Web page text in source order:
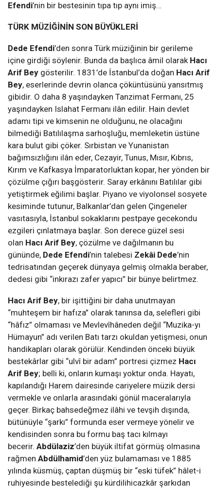
Efendi’nin bir bestesinin tıpa tıp aynı imiş…
TÜRK MÜZİĞİNİN SON BÜYÜKLERİ
Dede Efendi’den sonra Türk müziğinin bir gerileme
içine girdiği söylenir. Bunda da başlıca âmil olarak Hacı
Arif Bey gösterilir. 1831’de İstanbul’da doğan Hacı Arif
Bey, eserlerinde devrin olanca çöküntüsünü yansıtmış
gibidir. O daha 8 yaşındayken Tanzimat Fermanı, 25
yaşındayken Islahat Fermanı ilân edilir. Hain devlet
adamı tipi ve kimsenin ne olduğunu, ne olacağını
bilmediği Batılılaşma sarhoşluğu, memleketin üstüne
kara bulut gibi çöker. Sırbistan ve Yunanistan
bağımsızlığını ilân eder, Cezayir, Tunus, Mısır, Kıbrıs,
Kırım ve Kafkasya İmparatorluktan kopar, her yönden bir
çözülme çığırı başgösterir. Saray erkânını Batılılar gibi
yetiştirmek eğilimi başlar. Piyano ve viyolonsel sosyete
kesiminde tutunur, Balkanlar’dan gelen Çingeneler
vasıtasıyla, İstanbul sokaklarını pestpaye gecekondu
ezgileri çınlatmaya başlar. Son derece güzel sesi
olan Hacı Arif Bey, çözülme ve dağılmanın bu
gününde, Dede Efendi’nin talebesi Zekâi Dede’nin
tedrisatından geçerek dünyaya gelmiş olmakla beraber,
dedesi gibi “inkırazı zafer yapıcı” bir bünye belirtmez.
Hacı Arif Bey, bir işittiğini bir daha unutmayan
“muhteşem bir hafıza” olarak tanınsa da, selefleri gibi
“hâfız” olmaması ve Mevlevîhâneden değil “Muzika-yı
Hümayun” adı verilen Batı tarzı okuldan yetişmesi, onun
handikapları olarak görülür. Kendinden önceki büyük
bestekârlar gibi “ulvî bir adam” portresi çizmez Hacı
Arif Bey; belli ki, onların kumaşı yoktur onda. Hayatı,
kapılandığı Harem dairesinde cariyelere müzik dersi
vermekle ve onlarla arasındaki gönül maceralarıyla
geçer. Birkaç bahsedeğmez ilâhi ve tevşih dışında,
bütünüyle “şarkı” formunda eser vermeye yönelir ve
kendisinden sonra bu formu baş tacı kılmayı
becerir. Abdülaziz’den büyük iltifat görmüş olmasına
rağmen Abdülhamid’den yüz bulamaması ve 1885
yılında küsmüş, çaptan düşmüş bir “eski tüfek” hâlet-i
ruhiyesinde bestelediği şu kürdilihicazkâr şarkıdan